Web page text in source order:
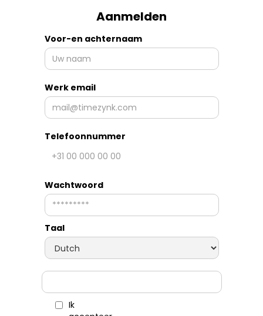
Aanmelden
Voor-en achternaam
Werk email
Telefoonnummer
Wachtwoord
Taal
Ik